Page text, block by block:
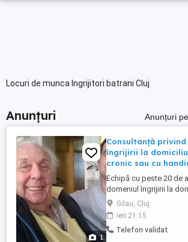
Locuri de munca Ingrijitori batrani Cluj
Anunțuri Anunțuri
1
Consultanță
îngrijirii la
cronic sau cu
Echipă cu peste 20 de
domeniul îngrijirii la
consultanță în ce
mediului de îngrijire,
ustensile necesare
particularitățile cazului
Gilau, Cluj
ieri 21:15
Telefon validat